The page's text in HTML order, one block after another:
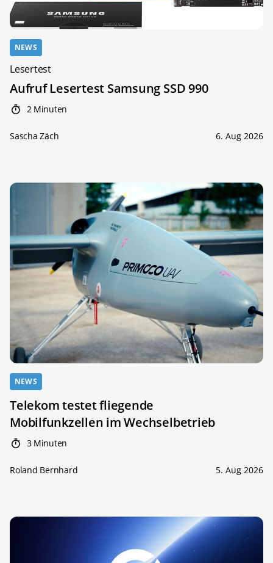
NEWS
Lesertest
Aufruf Lesertest Samsung SSD 990
2 Minuten
Sascha Zäch 6. Aug 2026
NEWS
Telekom testet fliegende
Mobilfunkzellen im Wechselbetrieb
3 Minuten
Roland Bernhard 5. Aug 2026